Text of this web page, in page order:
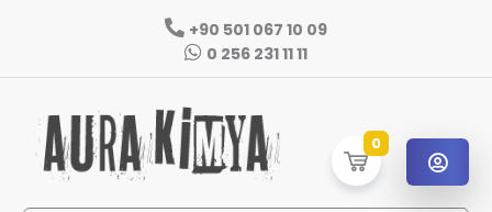
+90 501 067 10 09
0 256 231 11 11
0